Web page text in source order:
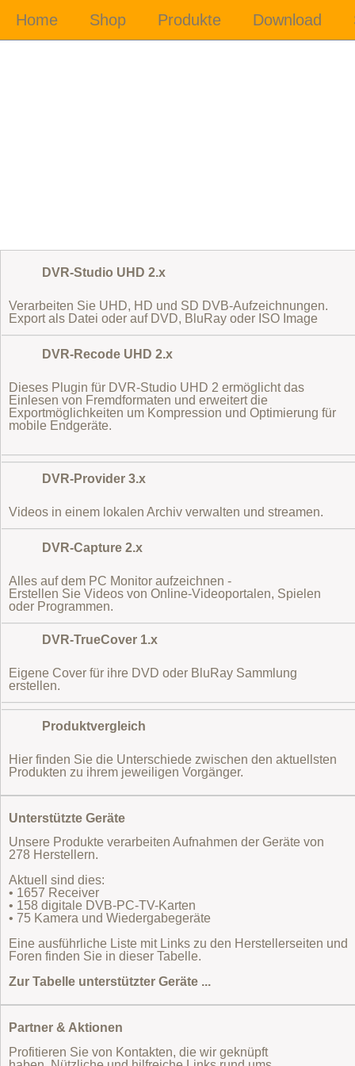
DVR-Studio UHD 2.x
Verarbeiten Sie UHD, HD und SD DVB-Aufzeichnungen.
Export als Datei oder auf DVD, BluRay oder ISO Image
DVR-Recode UHD 2.x
Dieses Plugin für DVR-Studio UHD 2 ermöglicht das
Einlesen von Fremdformaten und erweitert die
Exportmöglichkeiten um Kompression und Optimierung für
mobile Endgeräte.
DVR-Provider 3.x
Videos in einem lokalen Archiv verwalten und streamen.
DVR-Capture 2.x
Alles auf dem PC Monitor aufzeichnen -
Erstellen Sie Videos von Online-Videoportalen, Spielen
oder Programmen.
DVR-TrueCover 1.x
Eigene Cover für ihre DVD oder BluRay Sammlung
erstellen.
Produktvergleich
Hier finden Sie die Unterschiede zwischen den aktuellsten
Produkten zu ihrem jeweiligen Vorgänger.
Unterstützte Geräte
Unsere Produkte verarbeiten Aufnahmen der Geräte von
278 Herstellern.
Aktuell sind dies:
• 1657 Receiver
• 158 digitale DVB-PC-TV-Karten
• 75 Kamera und Wiedergabegeräte
Eine ausführliche Liste mit Links zu den Herstellerseiten und
Foren finden Sie in dieser Tabelle.
Zur Tabelle unterstützter Geräte ...
Partner & Aktionen
Profitieren Sie von Kontakten, die wir geknüpft